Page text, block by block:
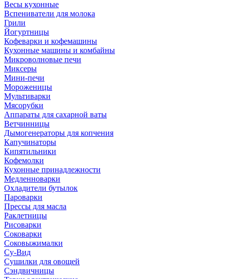
Весы кухонные
Вспениватели для молока
Грили
Йогуртницы
Кофеварки и кофемашины
Кухонные машины и комбайны
Микроволновые печи
Миксеры
Мини-печи
Мороженицы
Мультиварки
Мясорубки
Аппараты для сахарной ваты
Ветчинницы
Дымогенераторы для копчения
Капучинаторы
Кипятильники
Кофемолки
Кухонные принадлежности
Медленноварки
Охладители бутылок
Пароварки
Прессы для масла
Раклетницы
Рисоварки
Соковарки
Соковыжималки
Су-Вид
Сушилки для овощей
Сэндвичницы